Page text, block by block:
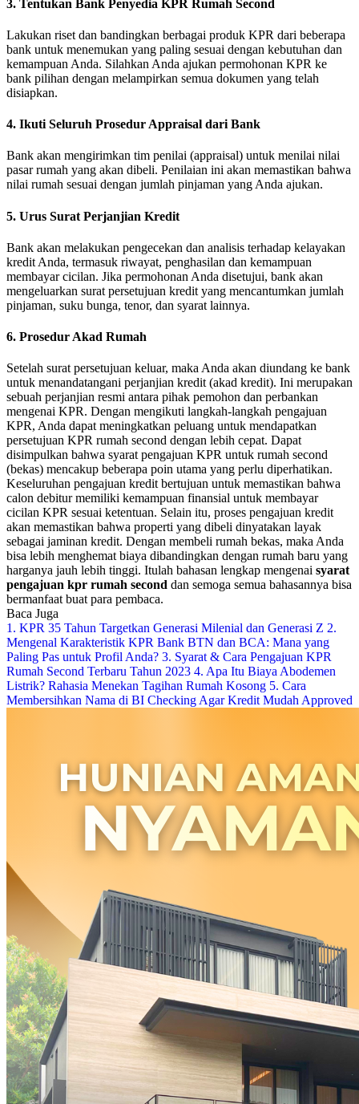
3. Tentukan Bank Penyedia KPR Rumah Second
Lakukan riset dan bandingkan berbagai produk KPR dari beberapa
bank untuk menemukan yang paling sesuai dengan kebutuhan dan
kemampuan Anda. Silahkan Anda ajukan permohonan KPR ke
bank pilihan dengan melampirkan semua dokumen yang telah
disiapkan.
4. Ikuti Seluruh Prosedur Appraisal dari Bank
Bank akan mengirimkan tim penilai (appraisal) untuk menilai nilai
pasar rumah yang akan dibeli. Penilaian ini akan memastikan bahwa
nilai rumah sesuai dengan jumlah pinjaman yang Anda ajukan.
5. Urus Surat Perjanjian Kredit
Bank akan melakukan pengecekan dan analisis terhadap kelayakan
kredit Anda, termasuk riwayat, penghasilan dan kemampuan
membayar cicilan. Jika permohonan Anda disetujui, bank akan
mengeluarkan surat persetujuan kredit yang mencantumkan jumlah
pinjaman, suku bunga, tenor, dan syarat lainnya.
6. Prosedur Akad Rumah
Setelah surat persetujuan keluar, maka Anda akan diundang ke bank
untuk menandatangani perjanjian kredit (akad kredit). Ini merupakan
sebuah perjanjian resmi antara pihak pemohon dan perbankan
mengenai KPR. Dengan mengikuti langkah-langkah pengajuan
KPR, Anda dapat meningkatkan peluang untuk mendapatkan
persetujuan KPR rumah second dengan lebih cepat. Dapat
disimpulkan bahwa syarat pengajuan KPR untuk rumah second
(bekas) mencakup beberapa poin utama yang perlu diperhatikan.
Keseluruhan pengajuan kredit bertujuan untuk memastikan bahwa
calon debitur memiliki kemampuan finansial untuk membayar
cicilan KPR sesuai ketentuan. Selain itu, proses pengajuan kredit
akan memastikan bahwa properti yang dibeli dinyatakan layak
sebagai jaminan kredit. Dengan membeli rumah bekas, maka Anda
bisa lebih menghemat biaya dibandingkan dengan rumah baru yang
harganya jauh lebih tinggi. Itulah bahasan lengkap mengenai syarat
pengajuan kpr rumah second dan semoga semua bahasannya bisa
bermanfaat buat para pembaca.
Baca Juga
1. KPR 35 Tahun Targetkan Generasi Milenial dan Generasi Z 2.
Mengenal Karakteristik KPR Bank BTN dan BCA: Mana yang
Paling Pas untuk Profil Anda? 3. Syarat & Cara Pengajuan KPR
Rumah Second Terbaru Tahun 2023 4. Apa Itu Biaya Abodemen
Listrik? Rahasia Menekan Tagihan Rumah Kosong 5. Cara
Membersihkan Nama di BI Checking Agar Kredit Mudah Approved